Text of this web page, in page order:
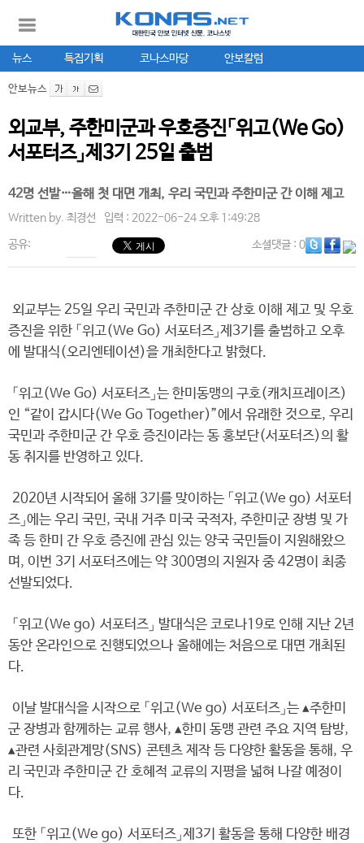
뉴스 특집기획 코나스마당 안보칼럼
안보뉴스
외교부, 주한미군과 우호증진「위고(We Go)
서포터즈」제3기 25일 출범
42명 선발…올해 첫 대면 개최, 우리 국민과 주한미군 간 이해 제고
Written by. 최경선 입력 : 2022-06-24 오후 1:49:28
공유: 소셜댓글: 0
외교부는 25일 우리 국민과 주한미군 간 상호 이해 제고 및 우호
증진을 위한 「위고(We Go) 서포터즈」제3기를 출범하고 오후
에 발대식(오리엔테이션)을 개최한다고 밝혔다.
「위고(We Go) 서포터즈」는 한미동맹의 구호(캐치프레이즈)
인 “같이 갑시다(We Go Together)”에서 유래한 것으로, 우리
국민과 주한미군 간 우호 증진이라는 동 홍보단(서포터즈)의 활
동 취지를 반영하고 있다.
2020년 시작되어 올해 3기를 맞이하는 「위고(We go) 서포터
즈」에는 우리 국민, 국내 거주 미국 국적자, 주한미군 장병 및 가
족 등 한미 간 우호 증진에 관심 있는 양국 국민들이 지원해왔으
며, 이번 3기 서포터즈에는 약 300명의 지원자 중 42명이 최종
선발되었다.
「위고(We go) 서포터즈」 발대식은 코로나19로 인해 지난 2년
동안 온라인으로 진행되었으나 올해에는 처음으로 대면 개최된
다.
이날 발대식을 시작으로 「위고(We go) 서포터즈」는 ▴주한미
군 장병과 함께하는 교류 행사, ▴한미 동맹 관련 주요 지역 탐방,
▴관련 사회관계망(SNS) 콘텐츠 제작 등 다양한 활동을 통해, 우
리 국민과 주한미군 간 호혜적 교류의 지평을 넓혀 나갈 예정이
다.
또한 「위고(We go) 서포터즈」제3기 활동을 통해 다양한 배경